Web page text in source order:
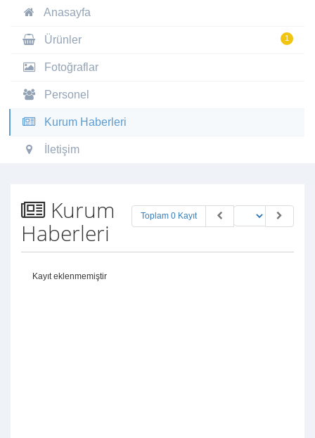
Anasayfa
1
Ürünler
Fotoğraflar
Personel
Kurum Haberleri
İletişim
Toplam 0 Kayıt
Kurum
Haberleri
Kayıt eklenmemiştir